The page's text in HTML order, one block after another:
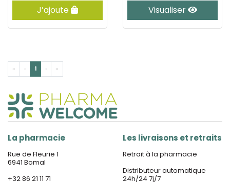
J’ajoute Visualiser
« ‹ 1 › »
La pharmacie
Rue de Fleurie 1
6941 Bomal
+32 86 21 11 71
Les livraisons et retraits
Retrait à la pharmacie
Distributeur automatique
24h/24 7j/7